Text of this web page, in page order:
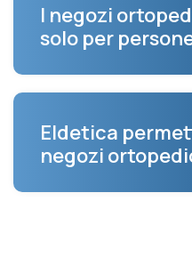
I negozi
solo per
Eldetica
negozi